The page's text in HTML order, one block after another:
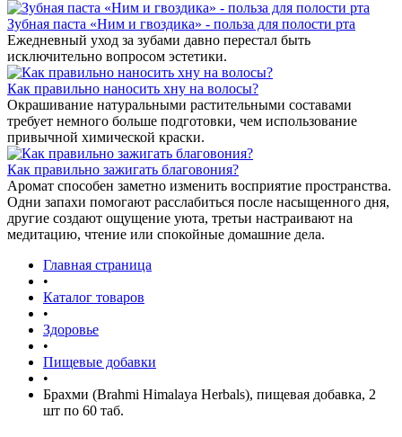
Зубная паста «Ним и гвоздика» - польза для полости рта
Ежедневный уход за зубами давно перестал быть
исключительно вопросом эстетики.
Как правильно наносить хну на волосы?
Окрашивание натуральными растительными составами
требует немного больше подготовки, чем использование
привычной химической краски.
Как правильно зажигать благовония?
Аромат способен заметно изменить восприятие пространства.
Одни запахи помогают расслабиться после насыщенного дня,
другие создают ощущение уюта, третьи настраивают на
медитацию, чтение или спокойные домашние дела.
Главная страница
•
Каталог товаров
•
Здоровье
•
Пищевые добавки
•
Брахми (Brahmi Himalaya Herbals), пищевая добавка, 2
шт по 60 таб.